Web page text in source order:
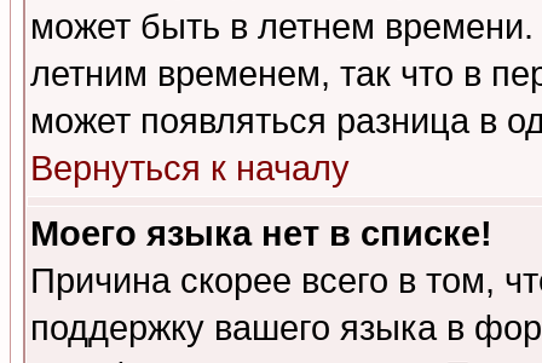
может быть в летнем
летним временем, так что в
может появляться разница в
Вернуться к началу
Моего языка нет в списке!
Причина скорее всего в том,
поддержку вашего языка в